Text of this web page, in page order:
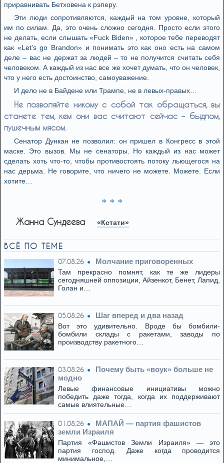
приравнивать Бетховена к рэперу.
Эти люди сопротивляются, каждый на том уровне, который
им по силам. Да, это очень сложно сегодня. Просто если этого
не делать, если слышать «Fuck Biden» , которое тебе переводят
как «Let’s go Brandon» и понимать это как оно есть на самом
деле – вас не держат за людей – то не получится считать себя
человеком. А каждый из нас все же хочет думать, что он человек,
что у него есть достоинство, самоуважение.
И дело не в Байдене или Трампе, не в левых-правых…
Не позволяйте никому с собой так обращаться, вы
станете тем, кем они вас считают сейчас – быдлом,
пушечным мясом.
Сенатор Дункан не позволил: он пришел в Конгресс в этой
маске. Это вызов. Мы не сенаторы. Но каждый из нас может
сделать хоть что-то, чтобы противостоять потоку льющегося на
нас дерьма. Не говорите, что ничего не можете. Можете. Если
хотите…
* * *
Жанна Сундеева «Кстати»
ВСЁ ПО ТЕМЕ
07.08.26 Молчание приговоренных
Там прекрасно помнят, как те же лидеры
сегодняшней оппозиции, Айзенкот, Бенет, Лапид,
Голан и…
05.08.26 Шаг вперед и два назад
Вот это удивительно. Вроде бы бомбили-
бомбили склады с ракетами, заводы по
производству ракетного…
03.08.26
Почему быть «воук» больше не
модно
Левые финансовые инициативы можно
победить даже тогда, когда их поддерживают
самые влиятельные…
01.08.26
МАПАЙ — партия фашистов
земли Израиля
Партия «Фашистов Земли Израиля» — это
партия господ. Даже когда проводится
минимальное,…